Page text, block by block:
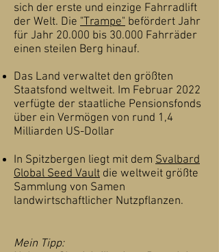
sich der erste und einzige Fahrradlift
der Welt. Die "Trampe" befördert Jahr
für Jahr 20.000 bis 30.000 Fahrräder
einen steilen Berg hinauf.
Das Land verwaltet den größten
Staatsfond weltweit. Im Februar 2022
verfügte der staatliche Pensionsfonds
über ein Vermögen von rund 1,4
Milliarden US-Dollar
​In Spitzbergen liegt mit dem Svalbard
Global Seed Vault die weltweit größte
Sammlung von Samen
landwirtschaftlicher Nutzpflanzen.​
Mein Tipp: